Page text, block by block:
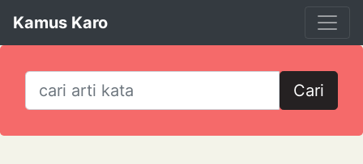
Kamus Karo
Cari